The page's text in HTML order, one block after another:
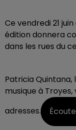
Ce vendredi 21
édition donnera
dans les rues du
Patricia
musique à
adresses.